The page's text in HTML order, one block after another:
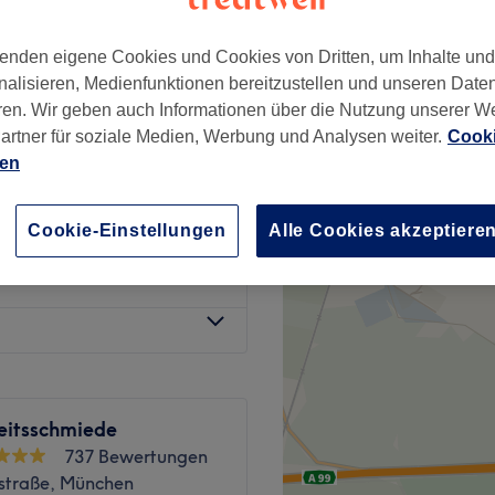
Achseln
119 €
49 €
737 Bewertungen
München
eigene Cookies und Cookies von Dritten, um Inhalte
Medienfunktionen bereitzustellen und unseren
Wir geben auch Informationen über die Nutzung unserer
für soziale Medien, Werbung und Analysen weiter.
Cookie-Einstellungen Alle Cookies